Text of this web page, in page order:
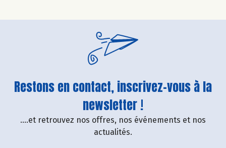
Restons en contact, inscrivez-vous à la
newsletter !
....et retrouvez nos offres, nos événements et nos
actualités.